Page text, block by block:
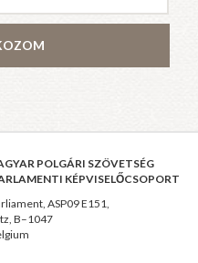
POLGÁRI SZÖVETSÉG
KÉPVISELŐCSOPORT
ASP09 E151,
B–1047